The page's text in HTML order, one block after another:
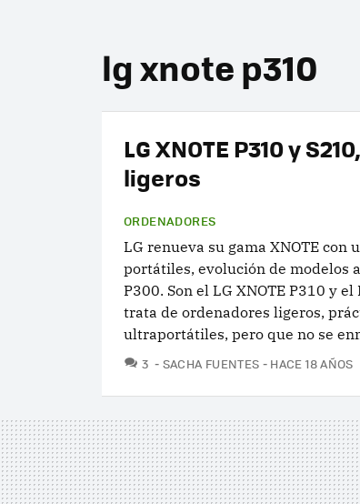
lg xnote p310
LG XNOTE P310 y
ligeros
ORDENADORES
LG renueva su gama XNOTE con
portátiles, evolución de modelos
P300. Son el LG XNOTE P310 y el
trata de ordenadores ligeros,
ultraportátiles, pero que no se
3 COMENTARIOS
SACHA FUENTES HACE 18 AÑOS